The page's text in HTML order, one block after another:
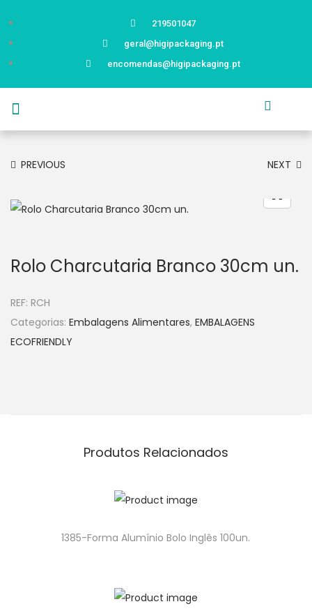
219501047
geral@higipackaging.pt
encomendas@higipackaging.pt
PREVIOUS NEXT
Rolo Charcutaria Branco 30cm un.
REF: RCH
Categorias: Embalagens Alimentares, EMBALAGENS
ECOFRIENDLY
Produtos Relacionados
1385-Forma Alumínio Bolo Inglês 100un.